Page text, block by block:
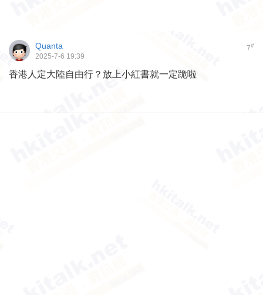
7#
Quanta
2025-7-6 19:39
香港人定大陸自由行？放上小紅書就一定跪啦